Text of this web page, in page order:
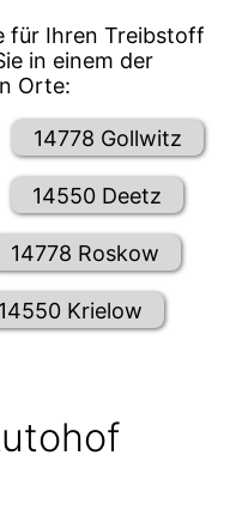
für Ihren Treibstoff
in einem der
Orte:
14778 Gollwitz
14550 Deetz
14778 Roskow
14550 Krielow